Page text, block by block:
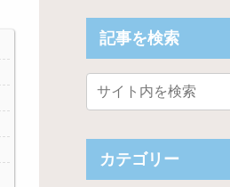
記事を検索
カテゴリー